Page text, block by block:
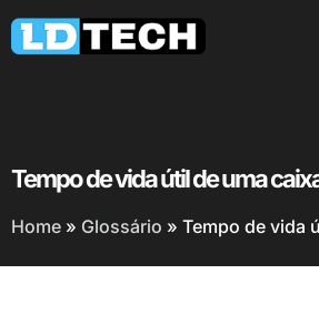
Tempo de vida útil de uma
Home » Glossário » Tempo de vida